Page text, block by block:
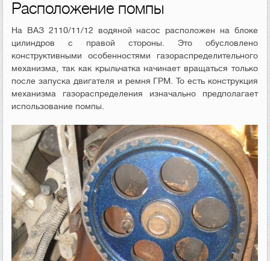
Расположение помпы
На ВАЗ 2110/11/12 водяной насос расположен на блоке
цилиндров с правой стороны. Это обусловлено
конструктивными особенностями газораспределительного
механизма, так как крыльчатка начинает вращаться только
после запуска двигателя и ремня ГРМ. То есть конструкция
механизма газораспределения изначально предполагает
использование помпы.